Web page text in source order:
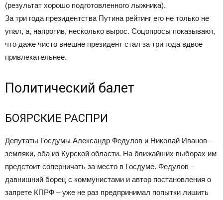
(результат хорошо подготовленного лыжника).
За три года президентства Путина рейтинг его не только не
упал, а, напротив, несколько вырос. Соцопросы показывают,
что даже чисто внешне президент стал за три года вдвое
привлекательнее.
Политический балет
БОЯРСКИЕ РАСПРИ
Депутаты Госдумы Александр Федулов и Николай Иванов –
земляки, оба из Курской области. На ближайших выборах им
предстоит соперничать за место в Госдуме. Федулов –
давнишний борец с коммунистами и автор постановления о
запрете КПРФ – уже не раз предпринимал попытки лишить